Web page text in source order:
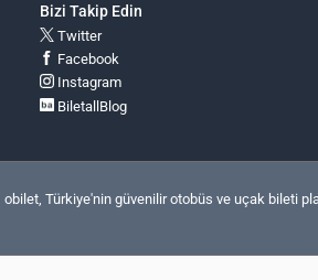
Bizi Takip Edin
Twitter
Facebook
Instagram
BiletallBlog
obilet, Türkiye'nin güvenilir otobüs ve uçak bileti